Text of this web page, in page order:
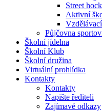
Street
Aktivní
Půjčovna
Školní jídelna
Školní Klub
Školní družina
Virtuální prohlídka
Kontakty
Kontakty
Napište řediteli
Zajímavé odkazy